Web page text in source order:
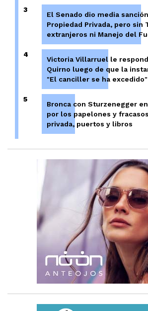
3
El Senado dio media
Propiedad Privada, pero sin
extranjeros ni Manejo del
4
Victoria Villarruel le
Quirno luego de que la
"El canciller se ha excedido"
5
Bronca con Sturzenegger
por los papelones y
privada, puertos y libros